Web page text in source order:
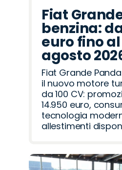
Fiat
benzina:
euro fino al
agosto
Fiat Grande
il nuovo motore
da 100 CV:
14.950 euro,
tecnologia
allestimenti